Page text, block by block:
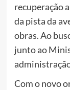
recuperação
da pista da
obras. Ao
junto ao
Com o novo